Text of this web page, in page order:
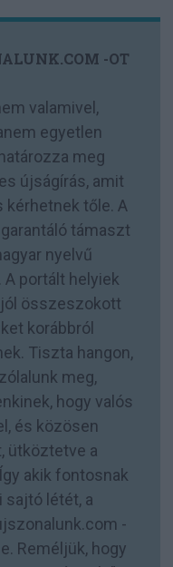
-OT
valamivel,
egyetlen
meg
újságírás, amit
kérhetnek tőle. A
támaszt
nyelvű
A portált helyiek
jól összeszokott
korábbról
Tiszta hangon,
meg,
hogy valós
és közösen
ütköztetve a
akik fontosnak
létét, a
-
Reméljük, hogy